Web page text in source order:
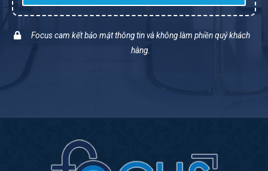
Focus cam kết bảo mật thông tin và không làm phiền quý khách
hàng.